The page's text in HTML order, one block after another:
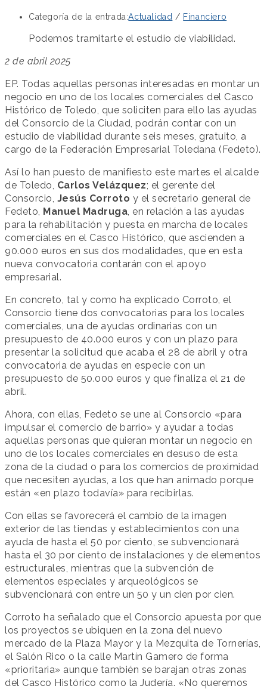
Categoría de la entrada:Actualidad / Financiero
Podemos tramitarte el estudio de viabilidad.
2 de abril 2025
EP. Todas aquellas personas interesadas en montar un
negocio en uno de los locales comerciales del Casco
Histórico de Toledo, que soliciten para ello las ayudas
del Consorcio de la Ciudad, podrán contar con un
estudio de viabilidad durante seis meses, gratuito, a
cargo de la Federación Empresarial Toledana (Fedeto).
Así lo han puesto de manifiesto este martes el alcalde
de Toledo, Carlos Velázquez; el gerente del
Consorcio, Jesús Corroto y el secretario general de
Fedeto, Manuel Madruga, en relación a las ayudas
para la rehabilitación y puesta en marcha de locales
comerciales en el Casco Histórico, que ascienden a
90.000 euros en sus dos modalidades, que en esta
nueva convocatoria contarán con el apoyo
empresarial.
En concreto, tal y como ha explicado Corroto, el
Consorcio tiene dos convocatorias para los locales
comerciales, una de ayudas ordinarias con un
presupuesto de 40.000 euros y con un plazo para
presentar la solicitud que acaba el 28 de abril y otra
convocatoria de ayudas en especie con un
presupuesto de 50.000 euros y que finaliza el 21 de
abril.
Ahora, con ellas, Fedeto se une al Consorcio «para
impulsar el comercio de barrio» y ayudar a todas
aquellas personas que quieran montar un negocio en
uno de los locales comerciales en desuso de esta
zona de la ciudad o para los comercios de proximidad
que necesiten ayudas, a los que han animado porque
están «en plazo todavía» para recibirlas.
Con ellas se favorecerá el cambio de la imagen
exterior de las tiendas y establecimientos con una
ayuda de hasta el 50 por ciento, se subvencionará
hasta el 30 por ciento de instalaciones y de elementos
estructurales, mientras que la subvención de
elementos especiales y arqueológicos se
subvencionará con entre un 50 y un cien por cien.
Corroto ha señalado que el Consorcio apuesta por que
los proyectos se ubiquen en la zona del nuevo
mercado de la Plaza Mayor y la Mezquita de Tornerías,
el Salón Rico o la calle Martín Gamero de forma
«prioritaria» aunque también se barajan otras zonas
del Casco Histórico como la Judería. «No queremos